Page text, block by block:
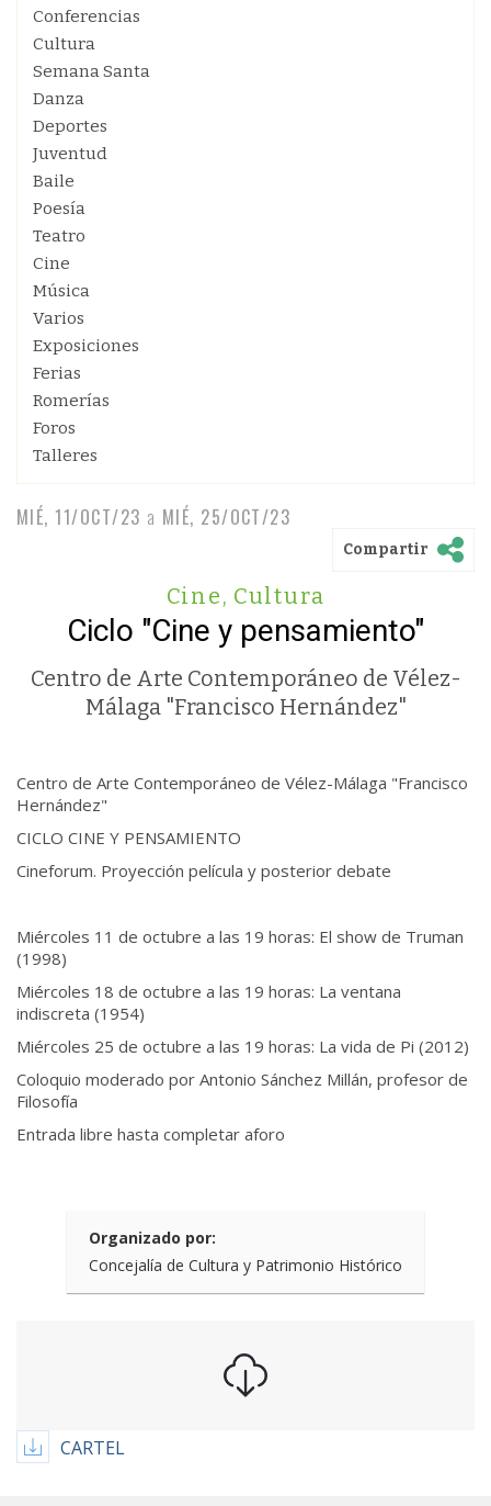
Conferencias
Cultura
Semana Santa
Danza
Deportes
Juventud
Baile
Poesía
Teatro
Cine
Música
Varios
Exposiciones
Ferias
Romerías
Foros
Talleres
MIÉ, 11/OCT/23 a MIÉ, 25/OCT/23
Compartir
Cine, Cultura
Ciclo "Cine y pensamiento"
Centro de Arte Contemporáneo de Vélez-
Málaga "Francisco Hernández"
Centro de Arte Contemporáneo de Vélez-Málaga "Francisco
Hernández"
CICLO CINE Y PENSAMIENTO
Cineforum. Proyección película y posterior debate
Miércoles 11 de octubre a las 19 horas: El show de Truman
(1998)
Miércoles 18 de octubre a las 19 horas: La ventana
indiscreta (1954)
Miércoles 25 de octubre a las 19 horas: La vida de Pi (2012)
Coloquio moderado por Antonio Sánchez Millán, profesor de
Filosofía
Entrada libre hasta completar aforo
Organizado por:
Concejalía de Cultura y Patrimonio Histórico
CARTEL